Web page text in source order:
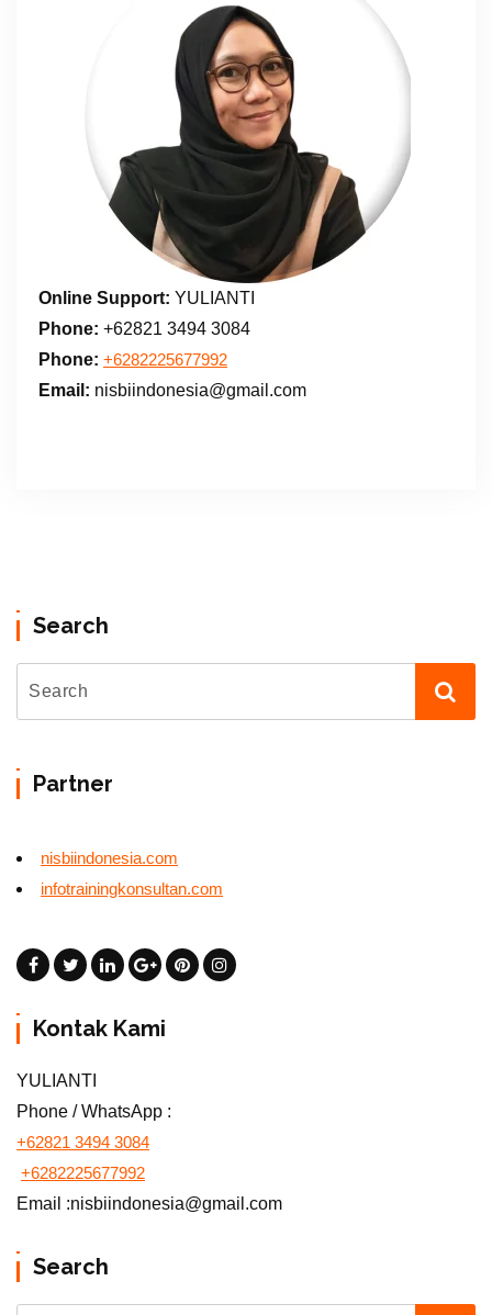
Online Support: YULIANTI
Phone: +62821 3494 3084
Phone: +6282225677992
Email: nisbiindonesia@gmail.com
Search
Partner
nisbiindonesia.com
infotrainingkonsultan.com
Kontak Kami
YULIANTI
Phone / WhatsApp :
+62821 3494 3084
+6282225677992
Email :nisbiindonesia@gmail.com
Search